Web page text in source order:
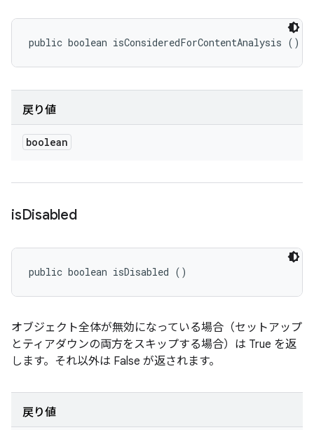
public boolean isConsideredForContentAnalysis ()
戻り値
boolean
isDisabled
public boolean isDisabled ()
オブジェクト全体が無効になっている場合（セットアップ
とティアダウンの両方をスキップする場合）は True を返
します。それ以外は False が返されます。
戻り値